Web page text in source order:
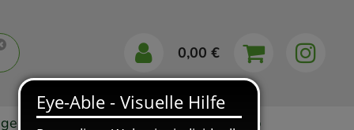
0,00 €
Markenshops Ratgeber App